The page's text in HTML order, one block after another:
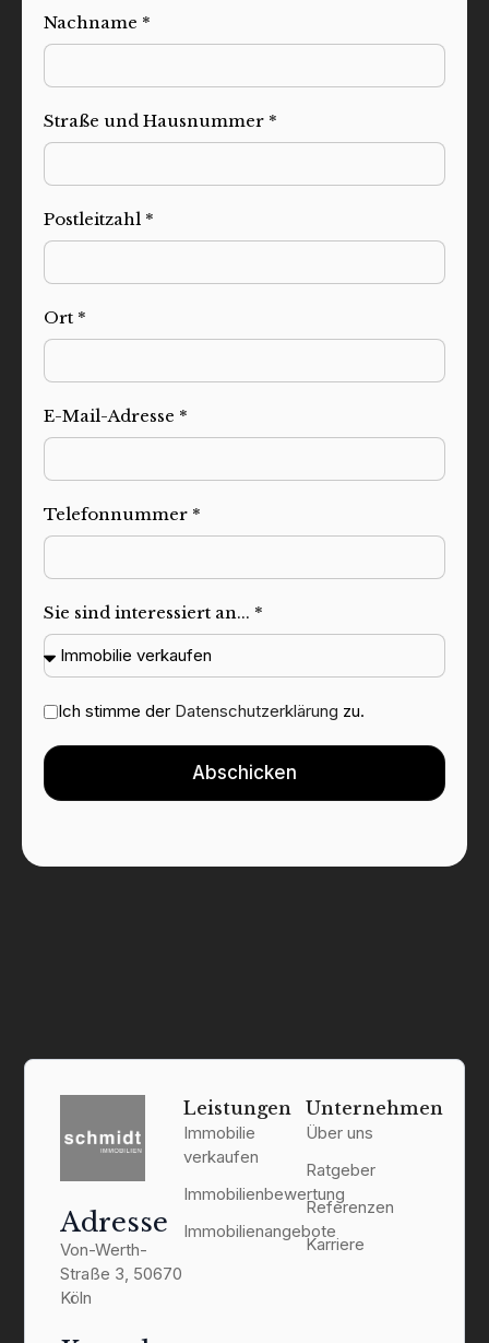
Nachname *
Straße und Hausnummer *
Postleitzahl *
Ort *
E-Mail-Adresse *
Telefonnummer *
Sie sind interessiert an... *
Ich stimme der Datenschutzerklärung zu.
Abschicken
Adresse
Von-Werth-
Straße 3, 50670
Köln
Leistungen
Immobilie
verkaufen
Immobilienbewertung
Immobilienangebote
Unternehmen
Über uns
Ratgeber
Referenzen
Karriere